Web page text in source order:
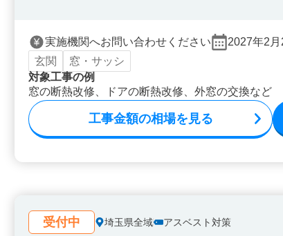
実施機関へお問い合わせください
2027年2
玄関
窓・サッシ
対象工事の例
窓の断熱改修、ドアの断熱改修、外窓の交換など
工事金額の相場を見る
受付中 埼玉県全域 アスベスト対策